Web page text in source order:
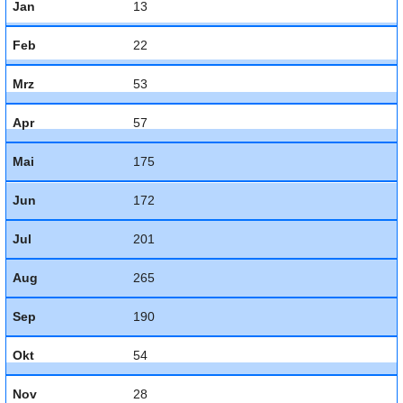
Jan 13
Feb 22
Mrz 53
Apr 57
Mai 175
Jun 172
Jul 201
Aug 265
Sep 190
Okt 54
Nov 28